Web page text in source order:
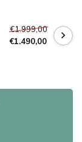
€1.999,00
€1.490,00